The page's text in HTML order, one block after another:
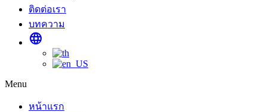
ติดต่อเรา
บทความ
language
Menu
หน้าแรก